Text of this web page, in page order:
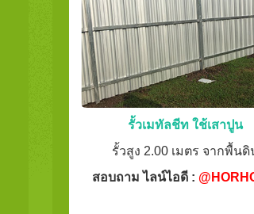
รั้วเมทัลชีท ใช้เสาปูน
รั้วสูง 2.00 เมตร จากพื้นดิ
สอบถาม ไลน์ไอดี :